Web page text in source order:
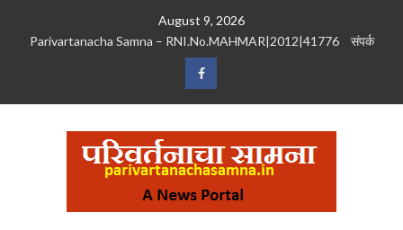
August 9, 2026
Parivartanacha Samna – RNI.No.MAHMAR|2012|41776
संपर्क
Facebook